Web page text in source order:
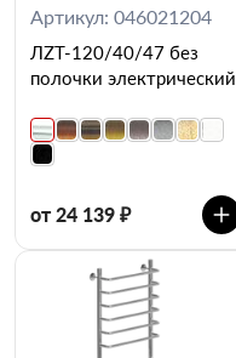
Артикул: 046021204
ЛZT-120/40/47 без
полочки электрический
от 24 139 ₽